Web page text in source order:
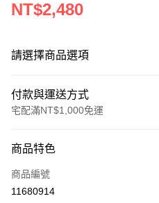
NT$2,480
請選擇商品選項
付款與運送方式
宅配滿NT$1,000免運
信用卡一次付款
LINE Pay
商品特色
商品編號
11680914